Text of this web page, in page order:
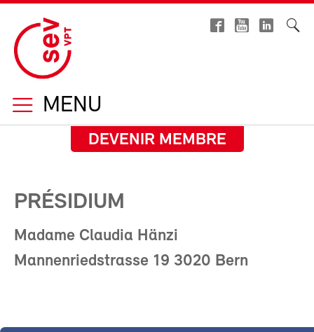
MENU
DEVENIR MEMBRE
PRÉSIDIUM
Madame Claudia Hänzi
Mannenriedstrasse 19 3020 Bern